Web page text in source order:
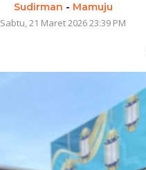
Sudirman - Mamuju
Sabtu, 21 Maret 2026 23:39 PM